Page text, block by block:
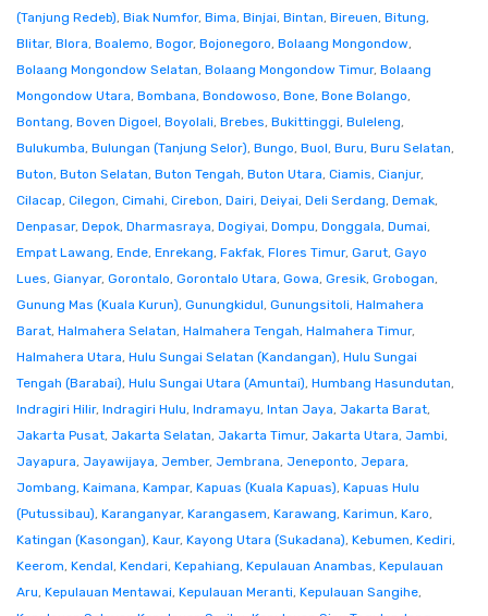
(Tanjung Redeb), Biak Numfor, Bima, Binjai, Bintan, Bireuen, Bitung,
Blitar, Blora, Boalemo, Bogor, Bojonegoro, Bolaang Mongondow,
Bolaang Mongondow Selatan, Bolaang Mongondow Timur, Bolaang
Mongondow Utara, Bombana, Bondowoso, Bone, Bone Bolango,
Bontang, Boven Digoel, Boyolali, Brebes, Bukittinggi, Buleleng,
Bulukumba, Bulungan (Tanjung Selor), Bungo, Buol, Buru, Buru Selatan,
Buton, Buton Selatan, Buton Tengah, Buton Utara, Ciamis, Cianjur,
Cilacap, Cilegon, Cimahi, Cirebon, Dairi, Deiyai, Deli Serdang, Demak,
Denpasar, Depok, Dharmasraya, Dogiyai, Dompu, Donggala, Dumai,
Empat Lawang, Ende, Enrekang, Fakfak, Flores Timur, Garut, Gayo
Lues, Gianyar, Gorontalo, Gorontalo Utara, Gowa, Gresik, Grobogan,
Gunung Mas (Kuala Kurun), Gunungkidul, Gunungsitoli, Halmahera
Barat, Halmahera Selatan, Halmahera Tengah, Halmahera Timur,
Halmahera Utara, Hulu Sungai Selatan (Kandangan), Hulu Sungai
Tengah (Barabai), Hulu Sungai Utara (Amuntai), Humbang Hasundutan,
Indragiri Hilir, Indragiri Hulu, Indramayu, Intan Jaya, Jakarta Barat,
Jakarta Pusat, Jakarta Selatan, Jakarta Timur, Jakarta Utara, Jambi,
Jayapura, Jayawijaya, Jember, Jembrana, Jeneponto, Jepara,
Jombang, Kaimana, Kampar, Kapuas (Kuala Kapuas), Kapuas Hulu
(Putussibau), Karanganyar, Karangasem, Karawang, Karimun, Karo,
Katingan (Kasongan), Kaur, Kayong Utara (Sukadana), Kebumen, Kediri,
Keerom, Kendal, Kendari, Kepahiang, Kepulauan Anambas, Kepulauan
Aru, Kepulauan Mentawai, Kepulauan Meranti, Kepulauan Sangihe,